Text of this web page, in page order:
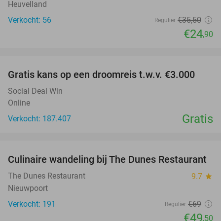
Heuvelland
Verkocht: 56
Regulier €35,50
€24,90
Gratis kans op een droomreis t.w.v. €3.000
Social Deal Win
Online
Verkocht: 187.407
Gratis
28%
Culinaire wandeling bij The Dunes Restaurant
The Dunes Restaurant 9.7 star
Nieuwpoort
Verkocht: 191
Regulier €69
€49,50